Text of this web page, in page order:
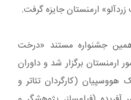
ارمنستان جایزه گرفت.
جشنواره مستند «درخت
ارمنستان برگزار شد و داوران
هووسپیان (کارگردان تئاتر و